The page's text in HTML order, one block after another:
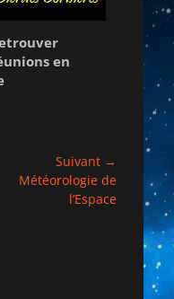
en
Suivant →
Météorologie de
l’Espace